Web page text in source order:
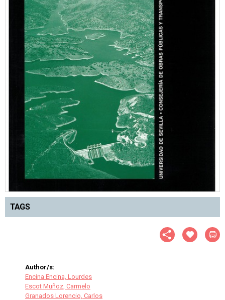
TAGS
Author/s:
Encina Encina, Lourdes
Escot Muñoz, Carmelo
Granados Lorencio, Carlos